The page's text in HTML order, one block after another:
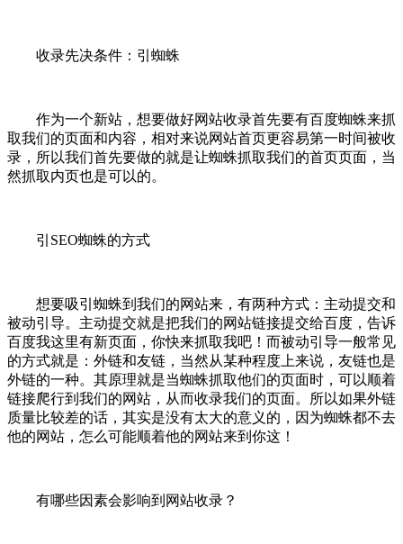
收录先决条件：引蜘蛛
作为一个新站，想要做好网站收录首先要有百度蜘蛛来抓
取我们的页面和内容，相对来说网站首页更容易第一时间被收
录，所以我们首先要做的就是让蜘蛛抓取我们的首页页面，当
然抓取内页也是可以的。
引SEO蜘蛛的方式
想要吸引蜘蛛到我们的网站来，有两种方式：主动提交和
被动引导。主动提交就是把我们的网站链接提交给百度，告诉
百度我这里有新页面，你快来抓取我吧！而被动引导一般常见
的方式就是：外链和友链，当然从某种程度上来说，友链也是
外链的一种。其原理就是当蜘蛛抓取他们的页面时，可以顺着
链接爬行到我们的网站，从而收录我们的页面。所以如果外链
质量比较差的话，其实是没有太大的意义的，因为蜘蛛都不去
他的网站，怎么可能顺着他的网站来到你这！
有哪些因素会影响到网站收录？